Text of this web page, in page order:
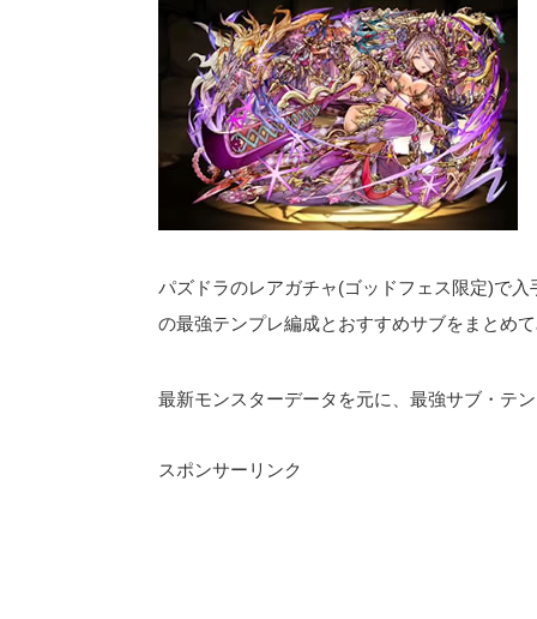
パズドラのレアガチャ(ゴッドフェス限定)で
の最強テンプレ編成とおすすめサブをまとめて
最新モンスターデータを元に、最強サブ・テ
スポンサーリンク